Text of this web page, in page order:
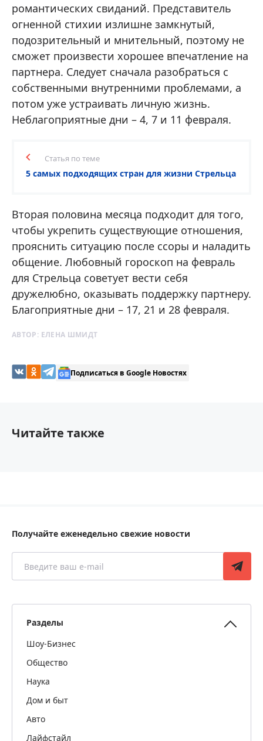
романтических свиданий. Представитель
огненной стихии излишне замкнутый,
подозрительный и мнительный, поэтому не
сможет произвести хорошее впечатление на
партнера. Следует сначала разобраться с
собственными внутренними проблемами, а
потом уже устраивать личную жизнь.
Неблагоприятные дни – 4, 7 и 11 февраля.
Статья по теме
5 самых подходящих стран для жизни Стрельца
Вторая половина месяца подходит для того,
чтобы укрепить существующие отношения,
прояснить ситуацию после ссоры и наладить
общение. Любовный гороскоп на февраль
для Стрельца советует вести себя
дружелюбно, оказывать поддержку партнеру.
Благоприятные дни – 17, 21 и 28 февраля.
АВТОР: ЕЛЕНА ШМИДТ
Подписаться в Google Новостях
Читайте также
Получайте еженедельно свежие новости
Разделы
Шоу-Бизнес
Общество
Наука
Дом и быт
Авто
Лайфстайл